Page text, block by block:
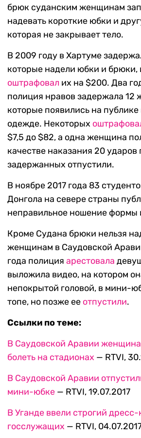
брюк суданским женщинам
надевать короткие юбки и
которая не закрывает тело.
В 2009 году в Хартуме
которые надели юбки и брюки,
оштрафовал их на $200. Два
полиция нравов задержала 12
которые появились на
одежде. Некоторых
$7,5 до $82, а одна женщина
качестве наказания 20
задержанных отпустили.
В ноябре 2017 года 83
Донгола на севере страны
неправильное ношение формы
Кроме Судана брюки нельзя
женщинам в Саудовской
года полиция арестовала
выложила видео, на котором
непокрытой головой, в мини-
топе, но позже ее отпустили.
Ссылки по теме:
В Саудовской Аравии
болеть на стадионах — RTVI,
В Саудовской Аравии
мини-юбке — RTVI, 19.07.2017
В Уганде ввели строгий дресс-
госслужащих — RTVI,